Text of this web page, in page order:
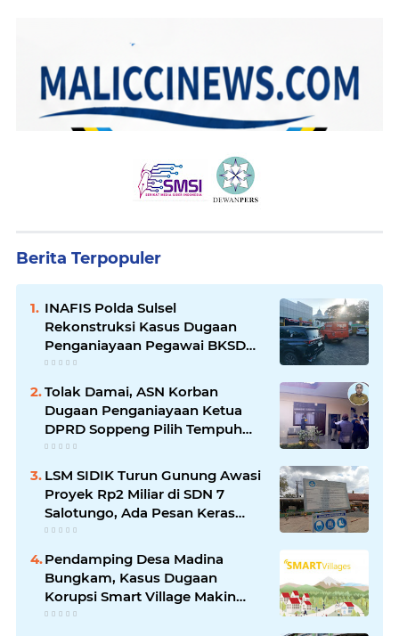
Berita Terpopuler
INAFIS Polda Sulsel
Rekonstruksi Kasus Dugaan
Penganiayaan Pegawai BKSDM
Soppeng
Tolak Damai, ASN Korban
Dugaan Penganiayaan Ketua
DPRD Soppeng Pilih Tempuh
Jalur Hukum
LSM SIDIK Turun Gunung Awasi
Proyek Rp2 Miliar di SDN 7
Salotungo, Ada Pesan Keras
untuk Pelaksana
Pendamping Desa Madina
Bungkam, Kasus Dugaan
Korupsi Smart Village Makin
Jadi Sorotan